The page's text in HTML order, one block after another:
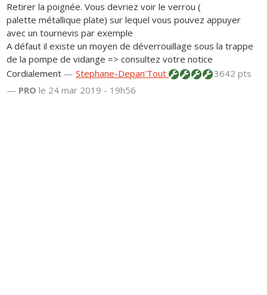
Retirer la poignée. Vous devriez voir le verrou (
palette métallique plate) sur lequel vous pouvez appuyer
avec un tournevis par exemple
A défaut il existe un moyen de déverrouillage sous la trappe
de la pompe de vidange => consultez votre notice
Cordialement —Stephane-Depan'Tout
3642 pts
— PRO le 24 mar 2019 - 19h56